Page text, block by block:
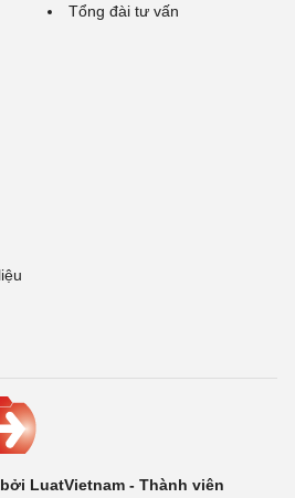
Tổng đài tư vấn
LuatVietnam - Thành viên